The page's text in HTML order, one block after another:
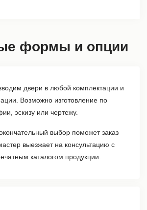
формы и опции
двери в любой комплектации и
Возможно изготовление по
эскизу или чертежу.
выбор поможет заказ
выезжает на консультацию с
каталогом продукции.